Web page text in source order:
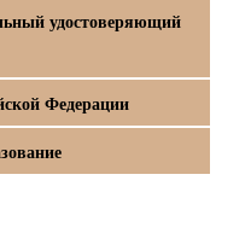
удостоверяющий
Федерации